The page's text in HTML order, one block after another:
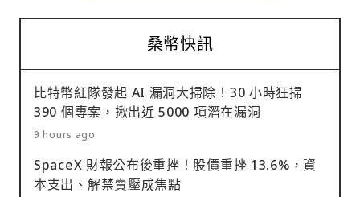
桑幣快訊
比特幣紅隊發起 AI 漏洞大掃除！30 小時狂掃
390 個專案，揪出近 5000 項潛在漏洞
9 hours ago
SpaceX 財報公布後重挫！股價重挫 13.6%，資
本支出、解禁賣壓成焦點